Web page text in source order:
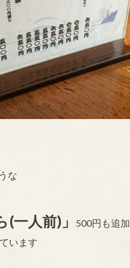
な
(一人前)」
500円も追加
います